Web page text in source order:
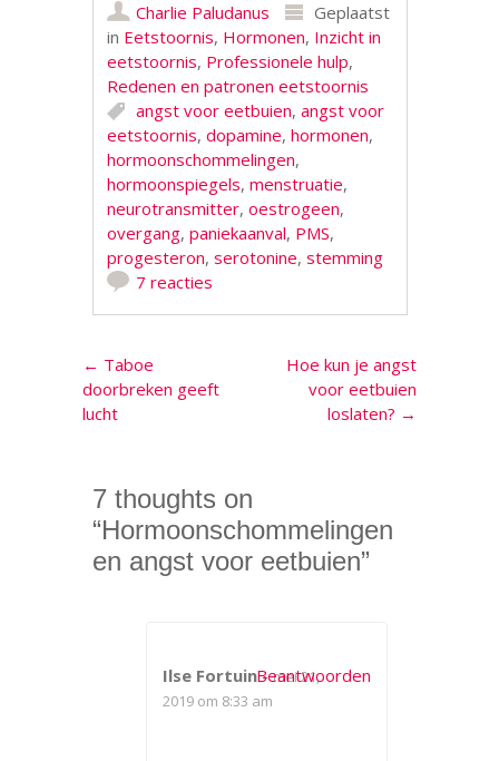
Charlie Paludanus
Geplaatst
in Eetstoornis, Hormonen, Inzicht in
eetstoornis, Professionele hulp,
Redenen en patronen eetstoornis
angst voor eetbuien,angst voor
eetstoornis,dopamine,hormonen,
hormoonschommelingen,
hormoonspiegels,menstruatie,
neurotransmitter,oestrogeen,
overgang,paniekaanval, PMS,
progesteron,serotonine,stemming
7 reacties
Berichtnavigatie
← Taboe
doorbreken geeft
lucht
Hoe kun je angst
voor eetbuien
loslaten? →
7 thoughts on
“Hormoonschommelingen
en angst voor eetbuien”
Ilse Fortuin-mei 21,
2019 om 8:33 am
Beantwoorden